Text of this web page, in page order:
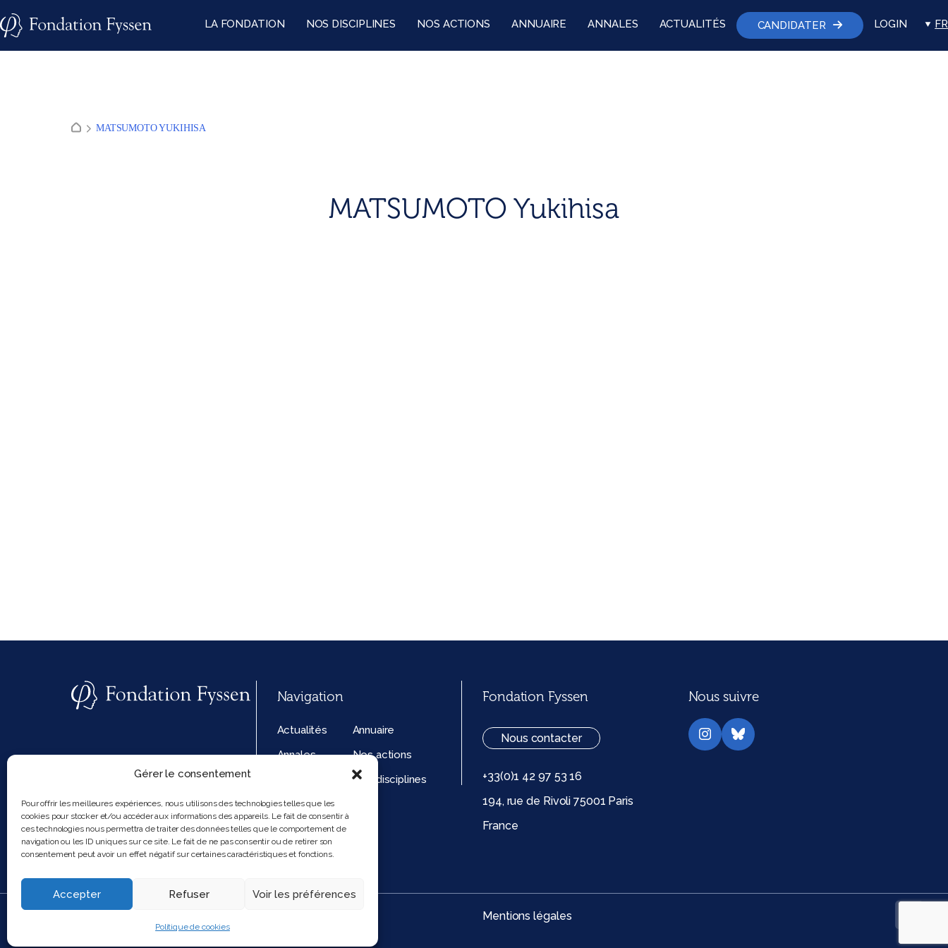
Gérer le consentement
Pour offrir les meilleures expériences, nous utilisons des technologies telles que les
cookies pour stocker et/ou accéder aux informations des appareils. Le fait de consentir à
ces technologies nous permettra de traiter des données telles que le comportement de
navigation ou les ID uniques sur ce site. Le fait de ne pas consentir ou de retirer son
consentement peut avoir un effet négatif sur certaines caractéristiques et fonctions.
Accepter Refuser Voir les préférences
Politique de cookies
to
LA FONDATION NOS DISCIPLINES NOS ACTIONS ANNUAIRE ANNALES ACTUALITÉS CANDIDATER LOGIN FR
MATSUMOTO YUKIHISA
MATSUMOTO Yukihisa
Navigation
Actualités
Annuaire
Annales
Nos actions
Nos disciplines
Politique de
cookies (UE)
Fondation Fyssen
Nous contacter
+33(0)1 42 97 53 16
194, rue de Rivoli 75001 Paris
France
Nous suivre
Instagram
Bluesky
Mentions légales